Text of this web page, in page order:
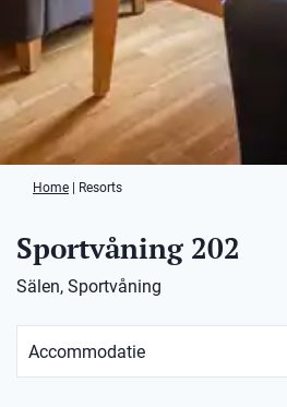
Home Resorts
Sportvåning 202
Sälen, Sportvåning